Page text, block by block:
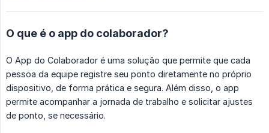
O que é o app do colaborador?
O App do Colaborador é uma solução que permite que cada
pessoa da equipe registre seu ponto diretamente no próprio
dispositivo, de forma prática e segura. Além disso, o app
permite acompanhar a jornada de trabalho e solicitar ajustes
de ponto, se necessário.